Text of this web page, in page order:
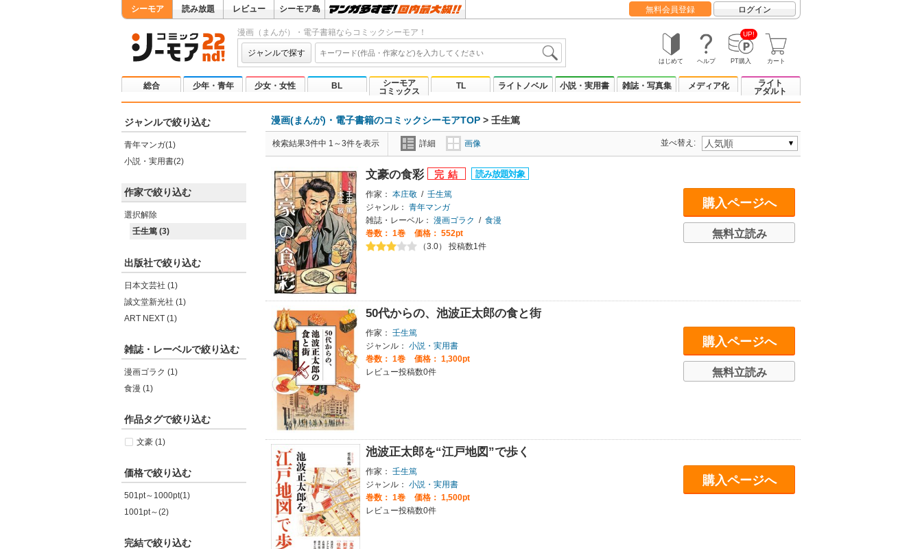
シーモア 読み放題 レビュー シーモア島 無料会員登録 ログイン
漫画（まんが）・電子書籍ならコミックシーモア！
ジャンルで探す
はじめて ヘルプ
UP!
PT購入 カート
総合 少年・青年 少女・女性 BL
シーモア
コミックス
TL ライトノベル 小説・実用書 雑誌・写真集 メディア化
ライト
アダルト
ジャンルで絞り込む
青年マンガ(1)
小説・実用書(2)
作家で絞り込む
選択解除
壬生篤 (3)
出版社で絞り込む
日本文芸社 (1)
誠文堂新光社 (1)
ART NEXT (1)
雑誌・レーベルで絞り込む
漫画ゴラク (1)
食漫 (1)
作品タグで絞り込む
文豪 (1)
価格で絞り込む
501pt～1000pt(1)
1001pt～(2)
完結で絞り込む
漫画(まんが)・電子書籍のコミックシーモアTOP > 壬生篤
検索結果3件中 1～3件を表示 詳細 画像 並べ替え:
文豪の食彩
作家： 本庄敬 / 壬生篤
ジャンル： 青年マンガ
雑誌・レーベル： 漫画ゴラク / 食漫
巻数： 1巻
価格： 552pt
（3.0） 投稿数1件
購入ページへ
無料立読み
50代からの、池波正太郎の食と街
作家： 壬生篤
ジャンル： 小説・実用書
巻数： 1巻
価格： 1,300pt
レビュー投稿数0件
購入ページへ
無料立読み
池波正太郎を“江戸地図”で歩く
作家： 壬生篤
ジャンル： 小説・実用書
巻数： 1巻
価格： 1,500pt
レビュー投稿数0件
購入ページへ